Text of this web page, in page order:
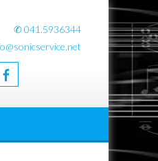
✆ 041.5936344